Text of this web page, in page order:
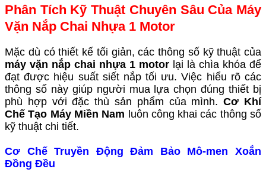
Phân Tích Kỹ Thuật Chuyên Sâu Của Máy
Vặn Nắp Chai Nhựa 1 Motor
Mặc dù có thiết kế tối giản, các thông số kỹ thuật của
máy vặn nắp chai nhựa 1 motor lại là chìa khóa để
đạt được hiệu suất siết nắp tối ưu. Việc hiểu rõ các
thông số này giúp người mua lựa chọn đúng thiết bị
phù hợp với đặc thù sản phẩm của mình.Cơ Khí
Chế Tạo Máy Miền Nam luôn công khai các thông số
kỹ thuật chi tiết.
Cơ Chế Truyền Động Đảm Bảo Mô-men Xoắn
Đồng Đều